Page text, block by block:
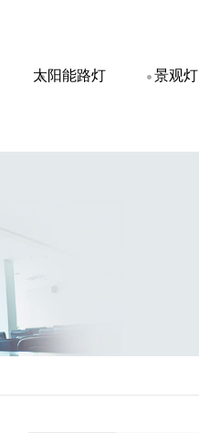
太阳能路灯 景观灯